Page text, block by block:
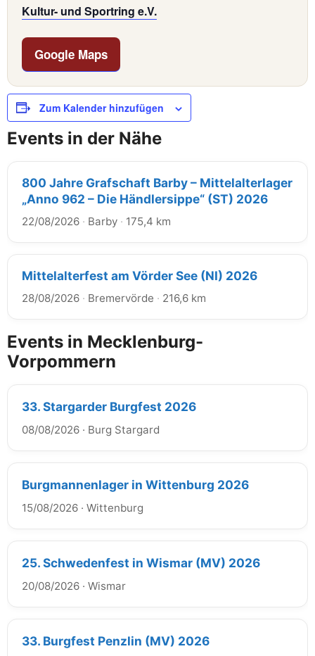
Kultur- und Sportring e.V.
Google Maps
Zum Kalender hinzufügen
Events in der Nähe
800 Jahre Grafschaft Barby – Mittelalterlager
„Anno 962 – Die Händlersippe“ (ST) 2026
22/08/2026 · Barby · 175,4 km
Mittelalterfest am Vörder See (NI) 2026
28/08/2026 · Bremervörde · 216,6 km
Events in Mecklenburg-
Vorpommern
33. Stargarder Burgfest 2026
08/08/2026 · Burg Stargard
Burgmannenlager in Wittenburg 2026
15/08/2026 · Wittenburg
25. Schwedenfest in Wismar (MV) 2026
20/08/2026 · Wismar
33. Burgfest Penzlin (MV) 2026